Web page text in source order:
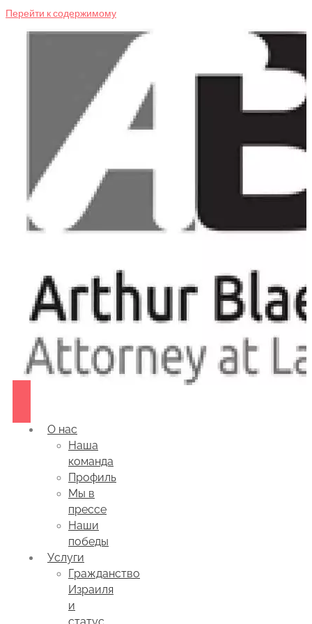
Перейти к содержимому
О нас
Наша
команда
Профиль
Мы в
прессе
Наши
победы
Услуги
Гражданство
Израиля
и